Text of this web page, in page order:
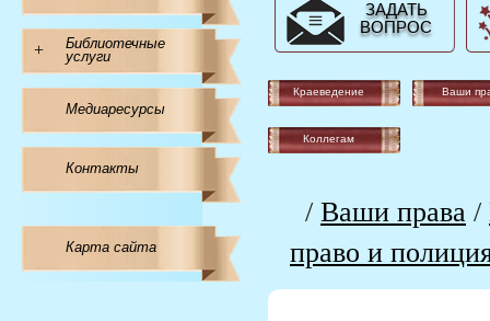
+
Библиотечные
услуги
Медиаресурсы
Контакты
Карта сайта
ЗАДАТЬ
ВОПРОС
Краеведение Ваши
Коллегам
/ Ваши права /
право и